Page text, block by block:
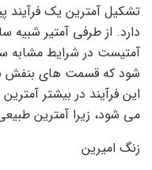
تشکیل آمترین یک فرآیند
دارد. از طرفی آمتیر شبیه
آمتیست در شرایط مشابه
شود که قسمت های بنفش
این فرآیند در بیشتر
می شود، زیرا آمترین
زنگ امیرین